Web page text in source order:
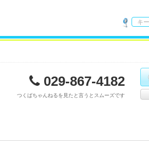
内
索
029-867-4182
つくばちゃんねるを見たと言うとスムーズです